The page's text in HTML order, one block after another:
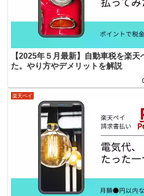
【2025年５月最新】自動車税を楽天
た。やり方やデメリットを解説
楽天ペイ